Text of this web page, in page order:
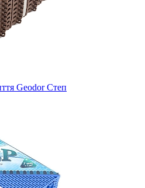
Geodor Степ